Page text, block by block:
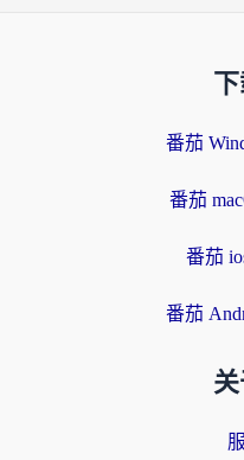
番茄
番茄
番茄
番茄
关